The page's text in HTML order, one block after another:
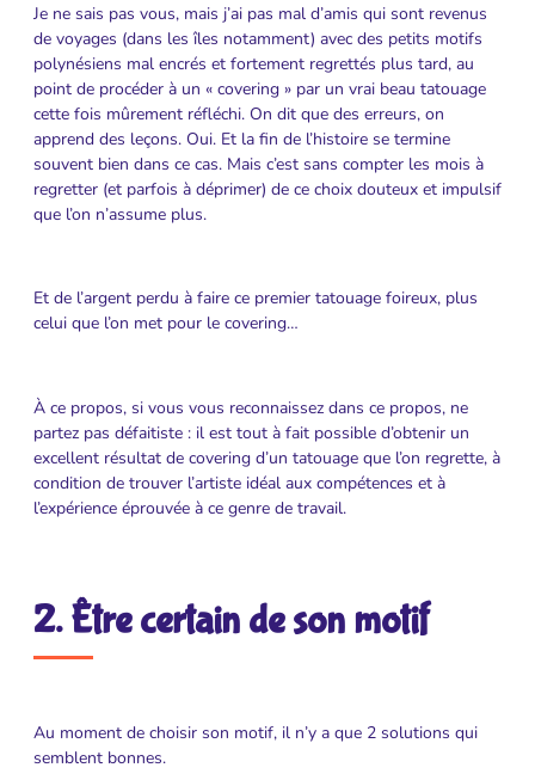
Je ne sais pas vous, mais j’ai pas mal d’amis qui sont revenus
de voyages (dans les îles notamment) avec des petits motifs
polynésiens mal encrés et fortement regrettés plus tard, au
point de procéder à un « covering » par un vrai beau tatouage
cette fois mûrement réfléchi. On dit que des erreurs, on
apprend des leçons. Oui. Et la fin de l’histoire se termine
souvent bien dans ce cas. Mais c’est sans compter les mois à
regretter (et parfois à déprimer) de ce choix douteux et impulsif
que l’on n’assume plus.
Et de l’argent perdu à faire ce premier tatouage foireux, plus
celui que l’on met pour le covering…
À ce propos, si vous vous reconnaissez dans ce propos, ne
partez pas défaitiste : il est tout à fait possible d’obtenir un
excellent résultat de covering d’un tatouage que l’on regrette, à
condition de trouver l’artiste idéal aux compétences et à
l’expérience éprouvée à ce genre de travail.
2. Être certain de son motif
Au moment de choisir son motif, il n’y a que 2 solutions qui
semblent bonnes.